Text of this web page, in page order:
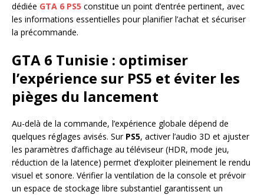
dédiée GTA 6 PS5 constitue un point d’entrée pertinent, avec
les informations essentielles pour planifier l’achat et sécuriser
la précommande.
GTA 6 Tunisie : optimiser
l’expérience sur PS5 et éviter les
pièges du lancement
Au-delà de la commande, l’expérience globale dépend de
quelques réglages avisés. Sur PS5, activer l’audio 3D et ajuster
les paramètres d’affichage au téléviseur (HDR, mode jeu,
réduction de la latence) permet d’exploiter pleinement le rendu
visuel et sonore. Vérifier la ventilation de la console et prévoir
un espace de stockage libre substantiel garantissent un